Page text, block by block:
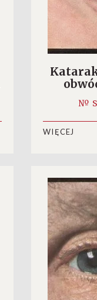
№
WIĘCEJ